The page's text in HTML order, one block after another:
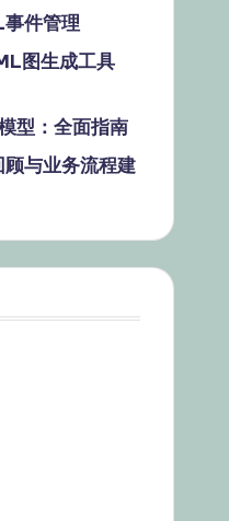
件管理
图生成工具
型：全面指南
与业务流程建